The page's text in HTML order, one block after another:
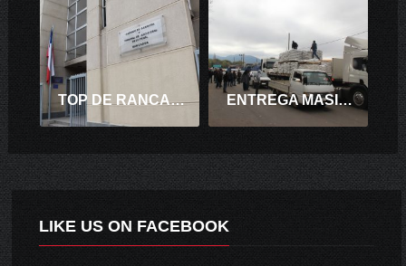
TOP DE RANCAGUA CONDENA A 9 AÑOS DE PRESIDIO A AUTOR DEL DELITO DE VIOLACIÓN DE MENOR DE EDAD ENTREGA MASIVA DE ALIMENTOS A PRODUCTORES GANADEROS Y AVÍCOLAS DE SANTA CRUZ.
LIKE US ON FACEBOOK